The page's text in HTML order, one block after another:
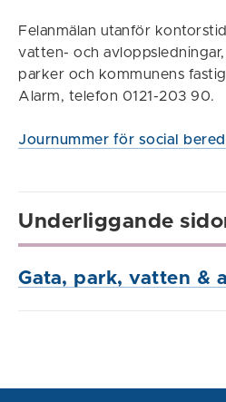
Felanmälan utanför
vatten- och
parker och kommunens
Alarm, telefon 0121-203 90.
Journummer för social
Underliggande
Gata, park, vatten &